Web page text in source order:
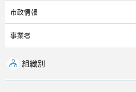
市政情報
事業者
組織別